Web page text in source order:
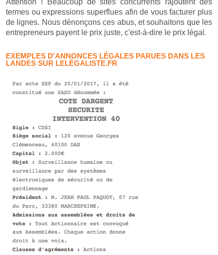
Attention ! Beaucoup de sites concurrents rajoutent des
termes ou expressions superflues afin de vous facturer plus
de lignes. Nous dénonçons ces abus, et souhaitons que les
entrepreneurs payent le prix juste, c'est-à-dire le prix légal.
EXEMPLES D'ANNONCES LÉGALES PARUES DANS LES
LANDES SUR LELÉGALISTE.FR